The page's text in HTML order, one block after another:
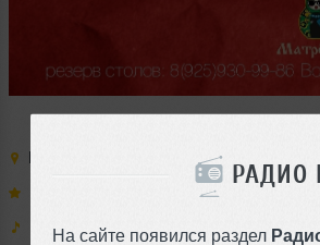
РАДИО
На сайте появился раздел
Место: Россия
KeshaMan
Муз. стили:
House